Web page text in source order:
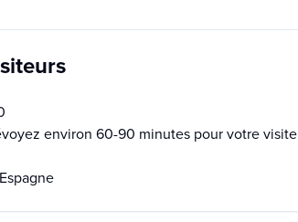
environ 60-90 minutes pour votre visite